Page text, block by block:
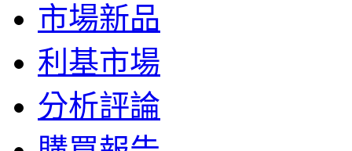
市場新品
利基市場
分析評論